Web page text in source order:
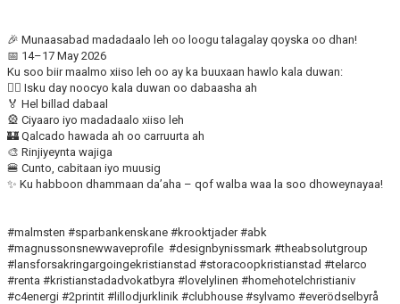
🎉 Munaasabad madadaalo leh oo loogu talagalay qoyska oo dhan!
📅 14–17 May 2026
Ku soo biir maalmo xiiso leh oo ay ka buuxaan hawlo kala duwan:
🏊‍♂️ Isku day noocyo kala duwan oo dabaasha ah
🏅 Hel billad dabaal
🎡 Ciyaaro iyo madadaalo xiiso leh
🏰 Qalcado hawada ah oo carruurta ah
🎨 Rinjiyeynta wajiga
🍔 Cunto, cabitaan iyo muusig
✨ Ku habboon dhammaan da’aha – qof walba waa la soo dhoweynayaa!
#malmsten #sparbankenskane #krooktjader #abk
#magnussonsnewwaveprofile #designbynissmark #theabsolutgroup
#lansforsakringargoingekristianstad #storacoopkristianstad #telarco
#renta #kristianstadadvokatbyra #lovelylinen #homehotelchristianiv
#c4energi #2printit #lillodjurklinik #clubhouse #sylvamo #everödselbyrå